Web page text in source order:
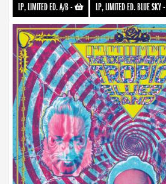
LP, LIMITED ED. A/B- LP, LIMITED ED. BLUE SKY-